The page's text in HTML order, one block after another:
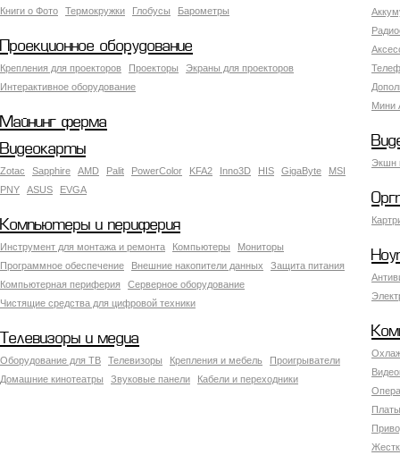
Книги о Фото
Термокружки Глобусы Барометры
Мини
Проекционное оборудование
Крепления для проекторов Проекторы
Экраны для проекторов
Интерактивное оборудование
Майнинг ферма
Экшн
Видеокарты
Zotac Sapphire AMD Palit PowerColor KFA2 Inno3D HIS GigaByte
MSI
PNY
ASUS EVGA
Компьютеры и периферия
Инструмент для монтажа и ремонта Компьютеры
Мониторы
Программное обеспечение
Внешние накопители данных
Защита питания
Компьютерная периферия
Серверное оборудование
Чистящие средства для цифровой техники
Телевизоры и медиа
Оборудование для ТВ Телевизоры Крепления и мебель
Проигрыватели
Домашние кинотеатры
Звуковые панели Кабели и переходники